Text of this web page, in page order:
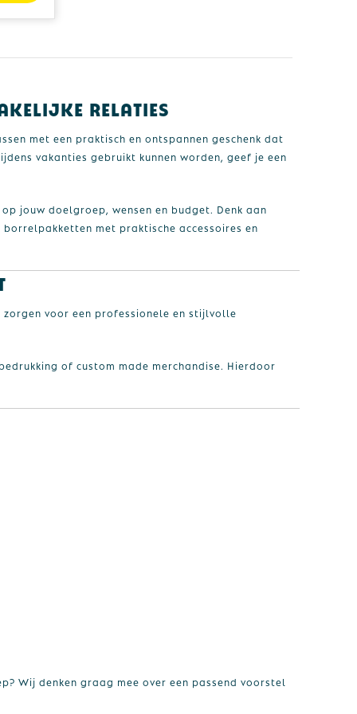
relaties
met een praktisch en ontspannen geschenk dat
vakanties gebruikt kunnen worden, geef je een
jouw doelgroep, wensen en budget. Denk aan
met praktische accessoires en
voor een professionele en stijlvolle
of custom made merchandise. Hierdoor
Wij denken graag mee over een passend voorstel